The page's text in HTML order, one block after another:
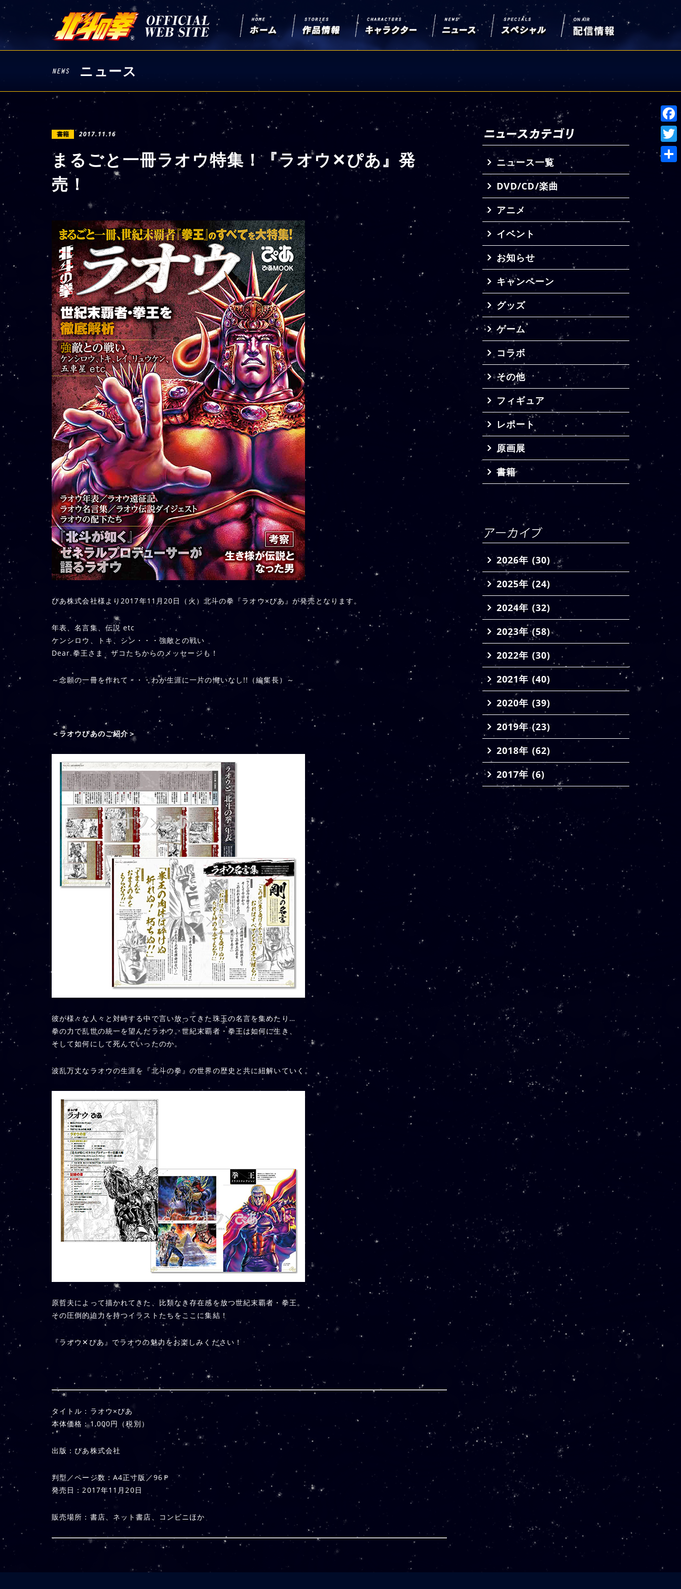
ニュース
書籍 2017.11.16
まるごと一冊ラオウ特集！『ラオウ✕ぴあ』発
売！
ぴあ株式会社様より2017年11月20日（火）北斗の拳『ラオウ×ぴあ』が発売となります。
年表、名言集、伝説 etc
ケンシロウ、トキ、シン・・・強敵との戦い
Dear.拳王さま ザコたちからのメッセージも！
～念願の一冊を作れて・・・わが生涯に一片の悔いなし!!（編集長）～
＜ラオウぴあのご紹介＞
彼が様々な人々と対峙する中で言い放ってきた珠玉の名言を集めたり…
拳の力で乱世の統一を望んだラオウ。世紀末覇者・拳王は如何に生き、
そして如何にして死んでいったのか。
波乱万丈なラオウの生涯を『北斗の拳』の世界の歴史と共に紐解いていく。
原哲夫によって描かれてきた、比類なき存在感を放つ世紀末覇者・拳王。
その圧倒的迫力を持つイラストたちをここに集結！
『ラオウ✕ぴあ』でラオウの魅力をお楽しみください！
タイトル：ラオウ×ぴあ
本体価格：1,000円（税別）
出版：ぴあ株式会社
判型／ページ数：A4正寸版／96Ｐ
発売日：2017年11月20日
販売場所：書店、ネット書店、コンビニほか
ニュース一覧
DVD/CD/楽曲
アニメ
イベント
お知らせ
キャンペーン
グッズ
ゲーム
コラボ
その他
フィギュア
レポート
原画展
書籍
2026年 (30)
2025年 (24)
2024年 (32)
2023年 (58)
2022年 (30)
2021年 (40)
2020年 (39)
2019年 (23)
2018年 (62)
2017年 (6)
共